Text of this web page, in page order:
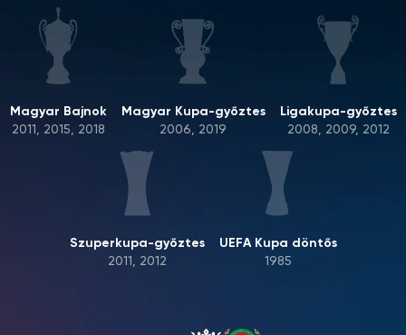
Magyar Bajnok
2011, 2015, 2018
Magyar Kupa-győztes
2006, 2019
Ligakupa-győztes
2008, 2009, 2012
Szuperkupa-győztes
2011, 2012
UEFA Kupa döntős
1985